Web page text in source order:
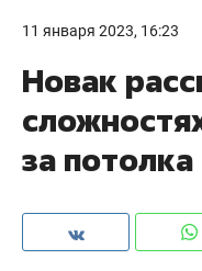
11 января 2023, 16:23
Новак
за